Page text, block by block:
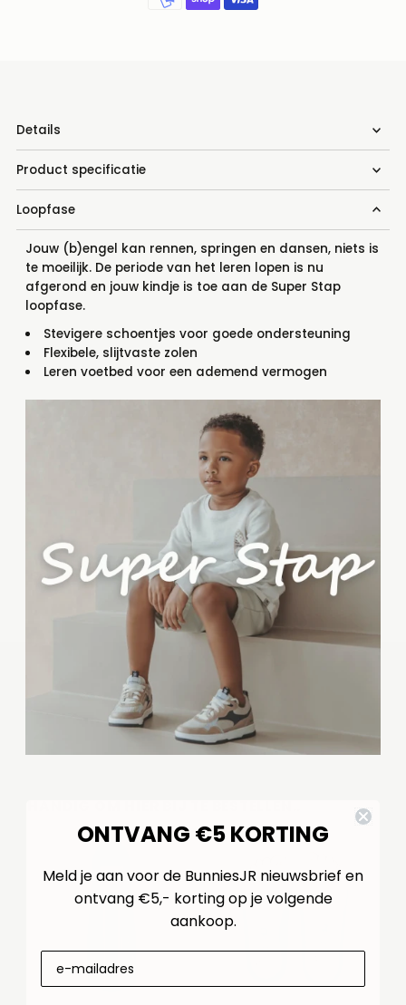
Details
Product specificatie
Loopfase
Jouw (b)engel kan rennen, springen en dansen, niets is
te moeilijk. De periode van het leren lopen is nu
afgerond en jouw kindje is toe aan de Super Stap
loopfase.
Stevigere schoentjes voor goede ondersteuning
Flexibele, slijtvaste zolen
Leren voetbed voor een ademend vermogen
ONTVANG €5 KORTING
Meld je aan voor de BunniesJR nieuwsbrief en
ontvang €5,- korting op je volgende
aankoop.